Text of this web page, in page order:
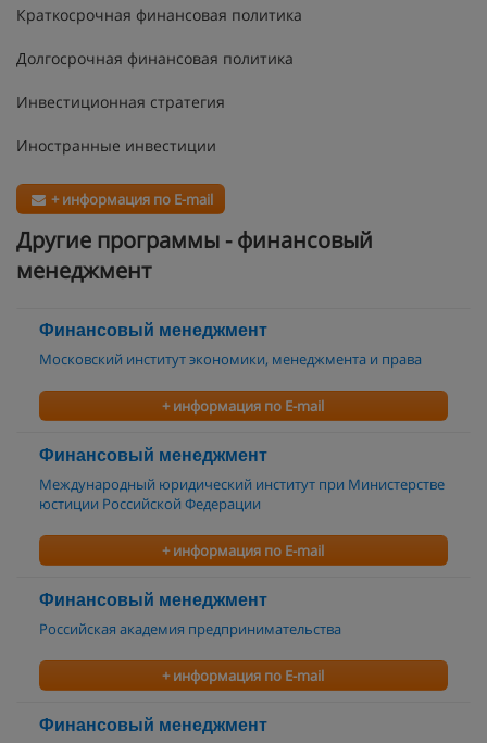
Краткосрочная финансовая политика
Долгосрочная финансовая политика
Инвестиционная стратегия
Иностранные инвестиции
+ информация по E-mail
Другие программы - финансовый
менеджмент
Финансовый менеджмент
Московский институт экономики, менеджмента и права
+ информация по E-mail
Финансовый менеджмент
Международный юридический институт при Министерстве
юстиции Российской Федерации
+ информация по E-mail
Финансовый менеджмент
Российская академия предпринимательства
+ информация по E-mail
Финансовый менеджмент